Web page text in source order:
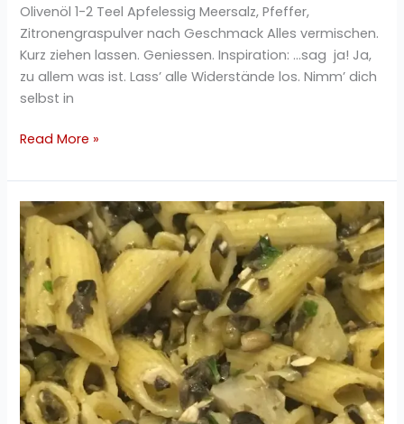
Olivenöl 1-2 Teel Apfelessig Meersalz, Pfeffer,
Zitronengraspulver nach Geschmack Alles vermischen.
Kurz ziehen lassen. Geniessen. Inspiration: …sag ja! Ja,
zu allem was ist. Lass’ alle Widerstände los. Nimm’ dich
selbst in
Read More »
Mais
Nudeln
mit
schwarzem
Pesto